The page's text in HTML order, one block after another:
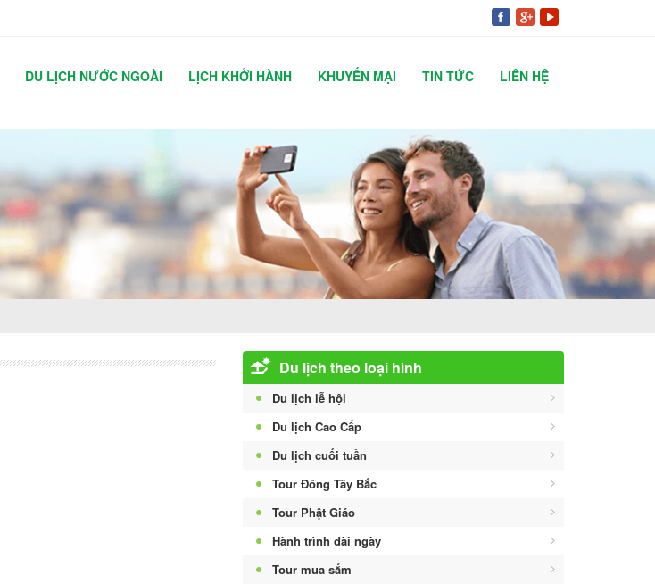
DU LỊCH NƯỚC NGOÀI LỊCH KHỞI HÀNH KHUYẾN MẠI TIN TỨC LIÊN HỆ
Du lịch theo loại hình
Du lịch lễ hội
Du lịch Cao Cấp
Du lịch cuối tuần
Tour Đông Tây Bắc
Tour Phật Giáo
Hành trình dài ngày
Tour mua sắm